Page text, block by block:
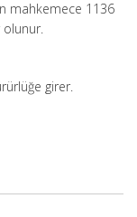
mahkemece 1136
olunur.
girer.